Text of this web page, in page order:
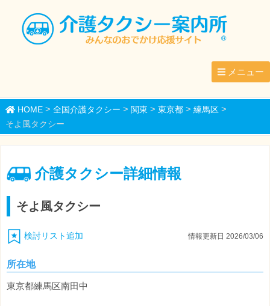
メニュー
HOME> 全国介護タクシー > 関東 > 東京都> 練馬区>
そよ風タクシー
介護タクシー詳細情報
そよ風タクシー
検討リスト追加 情報更新日 2026/03/06
所在地
東京都練馬区南田中